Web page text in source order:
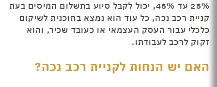
25% עד 45%, יכול לקבל סיוע בתשלום המיסים בעת
קניית רכב נכה, כל עוד הוא נמצא בתוכנית לשיקום
כלכלי עבור העסק העצמאי או כעובד שכיר, והוא
זקוק לרכב לעבודתו.
האם יש הנחות לקניית רכב נכה?